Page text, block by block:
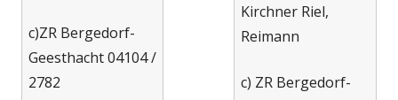
c)ZR Bergedorf-
Geesthacht 04104 /
2782
Kirchner Riel,
Reimann
c) ZR Bergedorf-